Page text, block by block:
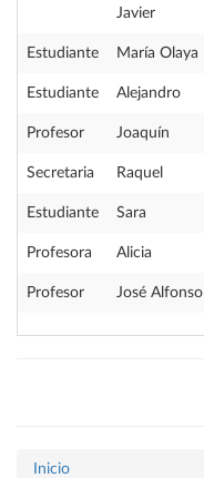
Javier
Estudiante María Olaya
Estudiante Alejandro
Profesor Joaquín
Secretaria Raquel
Estudiante Sara
Profesora Alicia
Profesor José Alfonso
Inicio